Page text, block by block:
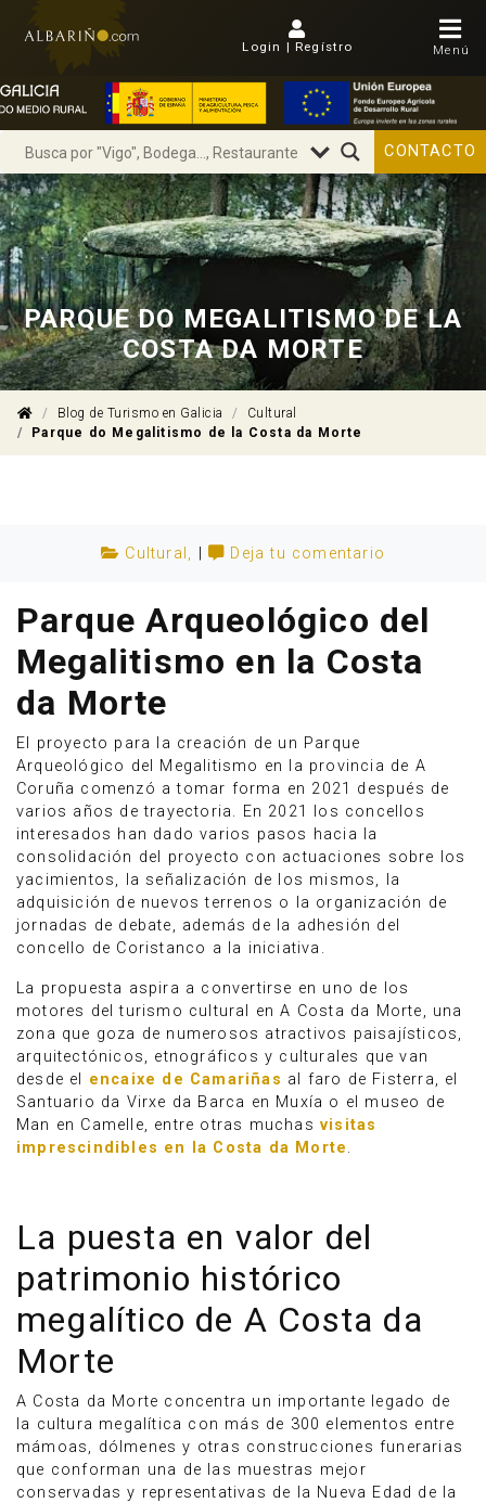
Login | Regístro Menú
Anúnciate
CONTACTO
PARQUE DO MEGALITISMO DE LA
COSTA DA MORTE
Blog de Turismo en Galicia
Cultural
Parque do Megalitismo de la Costa da Morte
Cultural , Deja tu comentario
Parque Arqueológico del
Megalitismo en la Costa
da Morte
El proyecto para la creación de un Parque
Arqueológico del Megalitismo en la provincia de A
Coruña comenzó a tomar forma en 2021 después de
varios años de trayectoria. En 2021 los concellos
interesados han dado varios pasos hacia la
consolidación del proyecto con actuaciones sobre los
yacimientos, la señalización de los mismos, la
adquisición de nuevos terrenos o la organización de
jornadas de debate, además de la adhesión del
concello de Coristanco a la iniciativa.
La propuesta aspira a convertirse en uno de los
motores del turismo cultural en A Costa da Morte, una
zona que goza de numerosos atractivos paisajísticos,
arquitectónicos, etnográficos y culturales que van
desde el encaixe de Camariñas al faro de Fisterra, el
Santuario da Virxe da Barca en Muxía o el museo de
Man en Camelle, entre otras muchas visitas
imprescindibles en la Costa da Morte.
La puesta en valor del
patrimonio histórico
megalítico de A Costa da
Morte
A Costa da Morte concentra un importante legado de
la cultura megalítica con más de 300 elementos entre
mámoas, dólmenes y otras construcciones funerarias
que conforman una de las muestras mejor
conservadas y representativas de la Nueva Edad de la